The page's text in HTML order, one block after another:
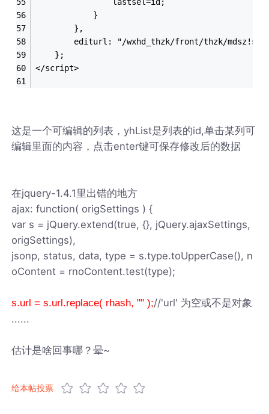
			}
		},
editurl: "/wxhd_thzk/front/thzk/
	};
</script>
这是一个可编辑的列表，yhList是列表的id,单击某列可
编辑里面的内容，点击enter键可保存修改后的数据
在jquery-1.4.1里出错的地方
ajax: function( origSettings ) {
var s = jQuery.extend(true, {}, jQuery.ajaxSettings,
origSettings),
jsonp, status, data, type = s.type.toUpperCase(), n
oContent = rnoContent.test(type);
s.url = s.url.replace( rhash, "" );//'url' 为空或不是对象
......
估计是啥回事哪？晕~
给本帖投票